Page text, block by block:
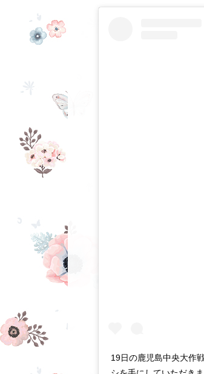
19日の鹿児島中央大作